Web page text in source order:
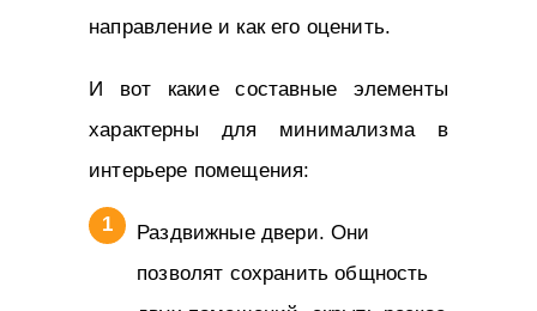
направление и как его оценить.
И вот какие составные элементы
характерны для минимализма в
интерьере помещения:
Раздвижные двери. Они
позволят сохранить общность